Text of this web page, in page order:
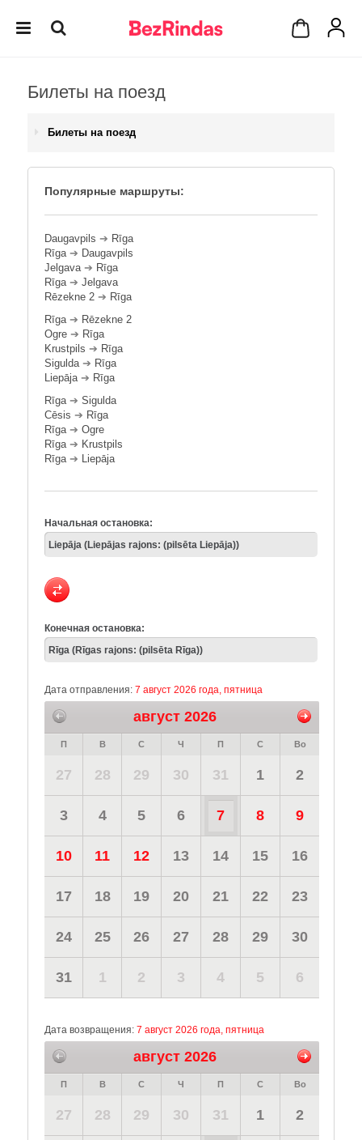
Билеты на поезд
Билеты на поезд
Популярные маршруты:
Daugavpils ➔ Rīga
Rīga➔ Daugavpils
Jelgava➔ Rīga
Rīga➔ Jelgava
Rēzekne 2 ➔ Rīga
Rīga➔ Rēzekne 2
Ogre ➔ Rīga
Krustpils ➔ Rīga
Sigulda➔ Rīga
Liepāja➔ Rīga
Rīga➔ Sigulda
Cēsis ➔ Rīga
Rīga➔ Ogre
Rīga➔ Krustpils
Rīga➔ Liepāja
Начальная остановка:
Конечная остановка:
Дата отправления: 7 август 2026 года, пятница
август 2026
П В С Ч П С Во
27 28 29 30 31 1 2
3 4 5 6 7 8 9
10 11 12 13 14 15 16
17 18 19 20 21 22 23
24 25 26 27 28 29 30
31 1 2 3 4 5 6
Дата возвращения: 7 август 2026 года, пятница
август 2026
П В С Ч П С Во
27 28 29 30 31 1 2